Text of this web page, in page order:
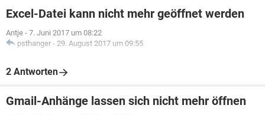
Excel-Datei kann nicht mehr geöffnet werden
Antje - 7. Juni 2017 um 08:22
psthanger - 29. August 2017 um 09:55
2 Antworten
Gmail-Anhänge lassen sich nicht mehr öffnen